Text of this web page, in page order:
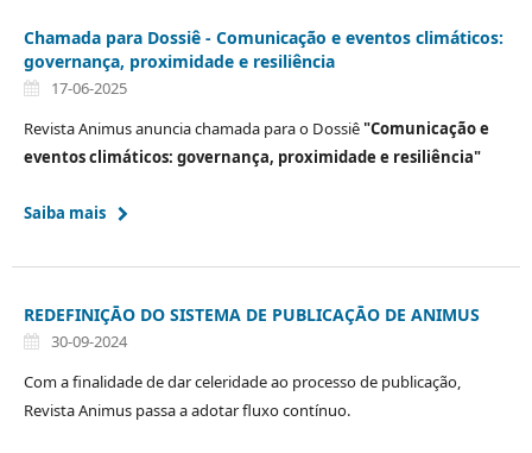
Chamada para Dossiê - Comunicação e eventos climáticos:
governança, proximidade e resiliência
17-06-2025
Revista Animus anuncia chamada para o Dossiê"Comunicação e
eventos climáticos: governança, proximidade e resiliência"
Saiba mais
REDEFINIÇĀO DO SISTEMA DE PUBLICAÇĀO DE ANIMUS
30-09-2024
Com a finalidade de dar celeridade ao processo de publicação,
Revista Animus passa a adotar fluxo contínuo.